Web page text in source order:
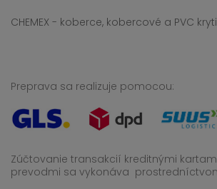
CHEMEX - koberce, kobercové a PVC
Preprava sa realizuje pomocou:
Zúčtovanie transakcií kreditnými
prevodmi sa vykonáva